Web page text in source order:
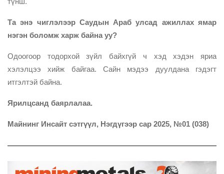
Та энэ чиглэлээр Саудын Араб улсад ажиллах ямар
нэгэн боломж харж байна уу?
Одоогоор тодорхой зүйл байхгүй ч хэд хэдэн яриа
хэлэлцээ хийж байгаа. Сайн мэдээ дуулдана гэдэгт
итгэлтэй байна.
Ярилцсанд баярлалаа.
Майнинг Инсайт сэтгүүл, Нэгдүгээр сар 2025, №01 (038)